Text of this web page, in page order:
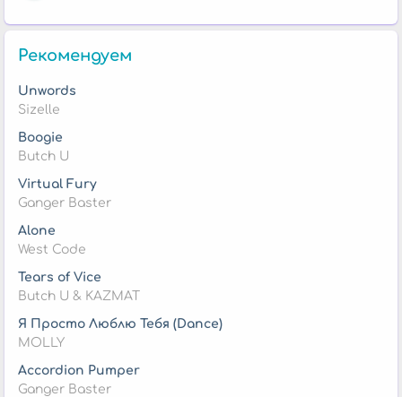
Рекомендуем
Unwords
Sizelle
Boogie
Butch U
Virtual Fury
Ganger Baster
Alone
West Code
Tears of Vice
Butch U & KAZMAT
Я Просто Люблю Тебя (Dance)
MOLLY
Accordion Pumper
Ganger Baster